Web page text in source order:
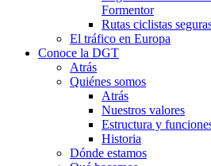
Formentor
Rutas ciclistas
El tráfico en Europa
Conoce la DGT
Atrás
Quiénes somos
Atrás
Nuestros valores
Estructura y
Historia
Dónde estamos